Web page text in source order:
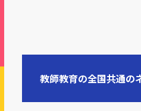
教師教育の全国共通の